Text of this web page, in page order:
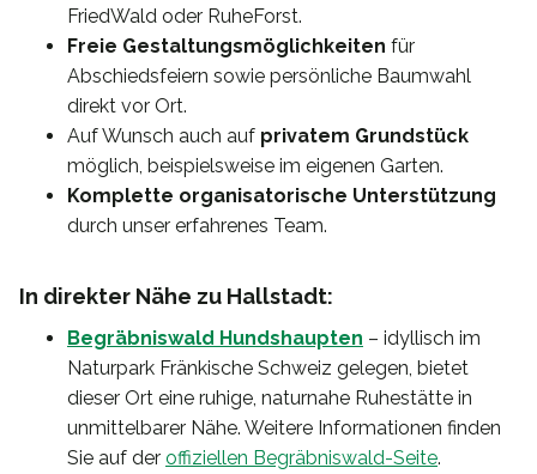
FriedWald oder RuheForst.
Freie Gestaltungsmöglichkeiten für
Abschiedsfeiern sowie persönliche Baumwahl
direkt vor Ort.
Auf Wunsch auch auf privatem Grundstück
möglich, beispielsweise im eigenen Garten.
Komplette organisatorische Unterstützung
durch unser erfahrenes Team.
In direkter Nähe zu Hallstadt:
Begräbniswald Hundshaupten – idyllisch im
Naturpark Fränkische Schweiz gelegen, bietet
dieser Ort eine ruhige, naturnahe Ruhestätte in
unmittelbarer Nähe. Weitere Informationen finden
Sie auf der offiziellen Begräbniswald-Seite.